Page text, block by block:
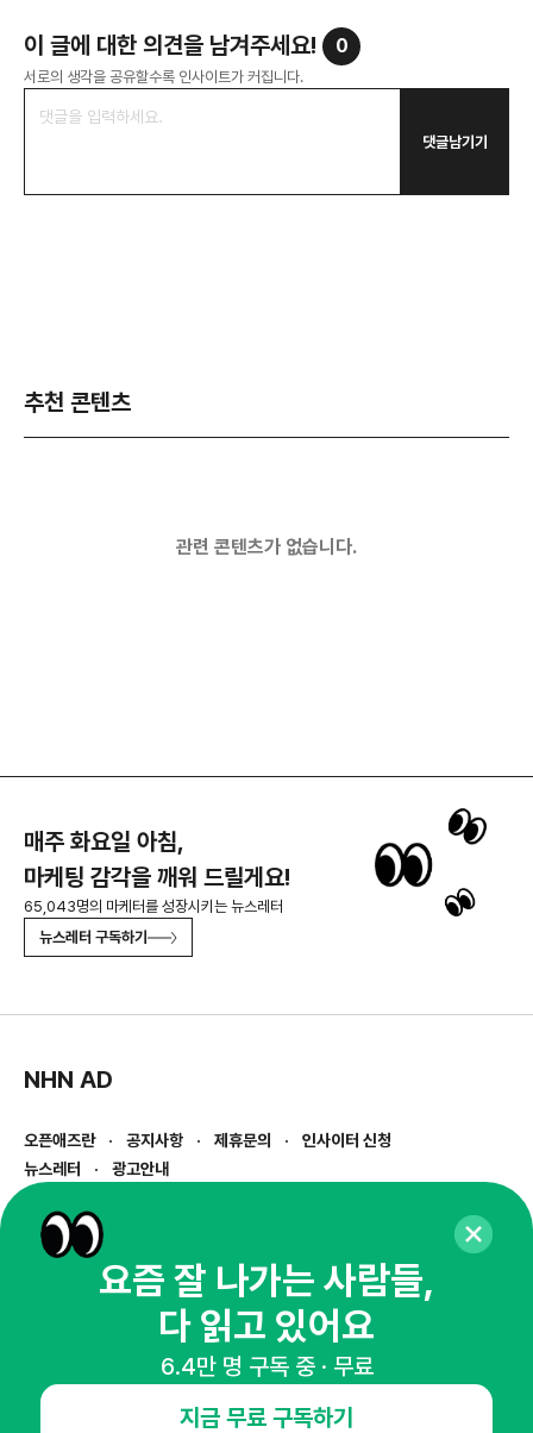
이 글에 대한 의견을 남겨주세요! 0
서로의 생각을 공유할수록 인사이트가 커집니다.
댓글남기기
추천 콘텐츠
관련 콘텐츠가 없습니다.
매주 화요일 아침,
마케팅 감각을 깨워 드릴게요!
65,043명의 마케터를 성장시키는 뉴스레터
뉴스레터 구독하기
NHN AD
오픈애즈란 공지사항 제휴문의
인사이터 신청
뉴스레터
광고안내
경기도 성남시 분당구 대왕판교로645번길 16
사업자등록번호 : 144-81-27690(
통신판매업신고번호 : 2014-경기성남-1023
호스팅서비스사업자 : 오픈애즈
1800-2198
openads@openads.co.kr
요즘 잘 나가는 사람들,
다 읽고 있어요
6.4만 명 구독 중 · 무료
지금 무료 구독하기